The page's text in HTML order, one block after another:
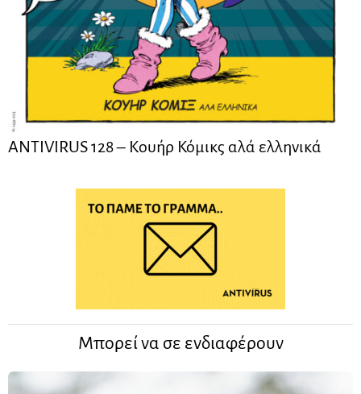
ANTIVIRUS 128 – Kουήρ Κόμικς αλά ελληνικά
Μπορεί να σε ενδιαφέρουν